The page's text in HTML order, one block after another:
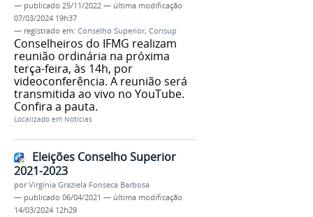
— publicado 25/11/2022 — última modificação
07/03/2024 19h37
— registrado em: Conselho Superior, Consup
Conselheiros do IFMG realizam
reunião ordinária na próxima
terça-feira, às 14h, por
videoconferência. A reunião será
transmitida ao vivo no YouTube.
Confira a pauta.
Localizado em Notícias
Eleições Conselho Superior
2021-2023
porVirgínia Graziela Fonseca Barbosa
— publicado 06/04/2021 — última modificação
14/03/2024 12h29